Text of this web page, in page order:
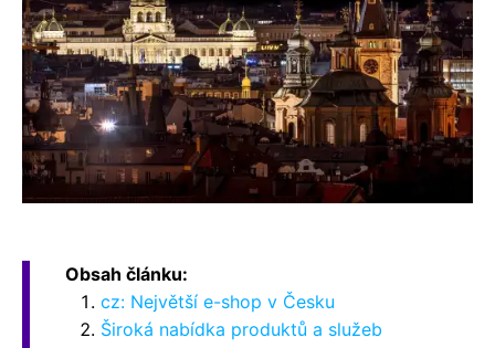
Obsah článku:
cz: Největší e-shop v Česku
Široká nabídka produktů a služeb